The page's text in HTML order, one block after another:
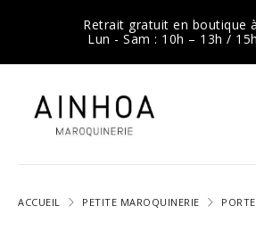
Retrait gratuit en boutique
Lun - Sam : 10h – 13h /
ACCUEIL PETITE MAROQUINERIE